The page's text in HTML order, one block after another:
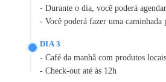
- Durante o dia, você poderá
- Você poderá fazer uma
DIA 3
- Café da manhã com produtos locais
- Check-out até às 12h